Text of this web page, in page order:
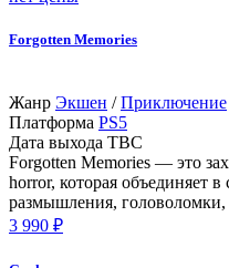
Forgotten Memories
Жанр Экшен /Приключение
Платформа PS5
Дата выхода TBC
Forgotten Memories — это
horror, которая объединяет
размышления,
3 990 ₽